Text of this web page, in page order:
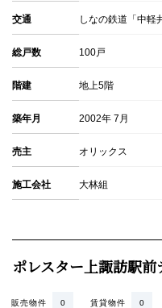
交通 しなの鉄道「中軽
総戸数 100戸
階建 地上5階
築年月 2002年 7月
売主 オリックス
施工会社 大林組
ポレスター上諏訪駅前
賃貸物件 0
販売物件 0